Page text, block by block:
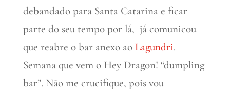
debandado para Santa Catarina e ficar
parte do seu tempo por lá, já comunicou
que reabre o bar anexo ao Lagundri.
Semana que vem o Hey Dragon! “dumpling
bar”. Não me crucifique, pois vou